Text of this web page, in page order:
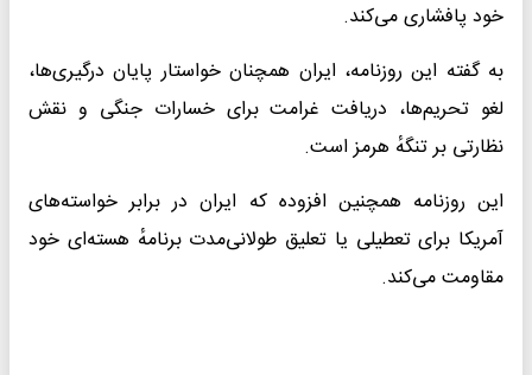
خود پافشاری می‌کند.
به گفته این روزنامه، ایران همچنان خواستار پایان درگیری‌ها،
لغو تحریم‌ها، دریافت غرامت برای خسارات جنگی و نقش
نظارتی بر تنگهٔ هرمز است.
این روزنامه همچنین افزوده که ایران در برابر خواسته‌های
آمریکا برای تعطیلی یا تعلیق طولانی‌مدت برنامهٔ هسته‌ای خود
مقاومت می‌کند.